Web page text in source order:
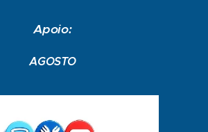
Apoio:
AGOSTO